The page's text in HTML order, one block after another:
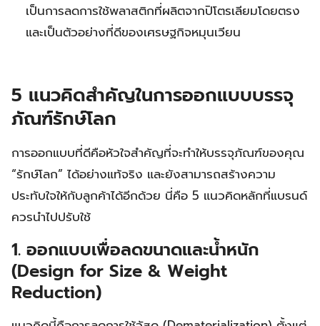
เป็นการลดการใช้พลาสติกที่ผลิตจากปิโตรเลียมโดยตรง
และเป็นตัวอย่างที่ดีของเศรษฐกิจหมุนเวียน
5 แนวคิดสำคัญในการออกแบบบรรจุ
ภัณฑ์รักษ์โลก
การออกแบบที่ดีคือหัวใจสำคัญที่จะทำให้บรรจุภัณฑ์ของคุณ
“รักษ์โลก” ได้อย่างแท้จริง และยังสามารถสร้างความ
ประทับใจให้กับลูกค้าได้อีกด้วย นี่คือ 5 แนวคิดหลักที่แบรนด์
ควรนำไปปรับใช้
1. ออกแบบเพื่อลดขนาดและน้ำหนัก
(Design for Size & Weight
Reduction)